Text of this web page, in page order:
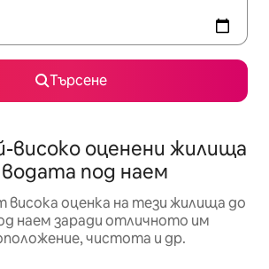
Търсене
високо оценени жилища
под наем
висока оценка на тези жилища до
наем заради отличното им
чистота и др.